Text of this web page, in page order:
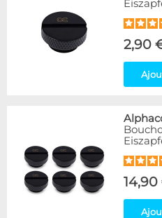
Carré
Coudé 30°
Coudé 90°
Disponibilité / Promotions
Articles en stock
Articles en promotions
2,90